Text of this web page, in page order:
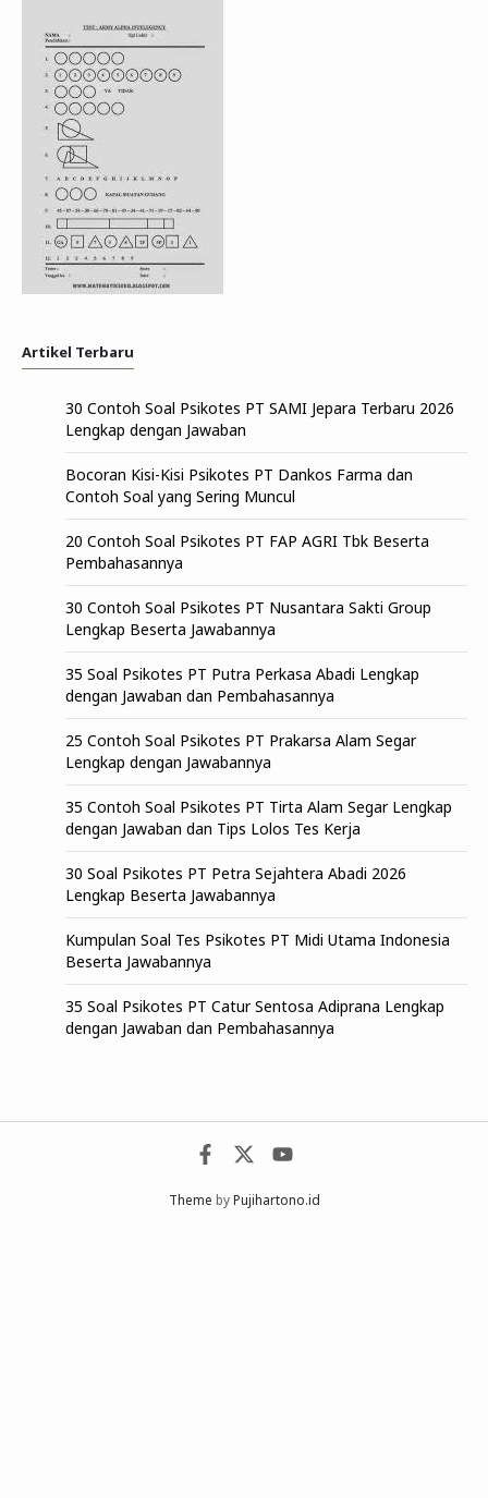
Artikel Terbaru
30 Contoh Soal Psikotes PT SAMI Jepara Terbaru 2026
Lengkap dengan Jawaban
Bocoran Kisi-Kisi Psikotes PT Dankos Farma dan
Contoh Soal yang Sering Muncul
20 Contoh Soal Psikotes PT FAP AGRI Tbk Beserta
Pembahasannya
30 Contoh Soal Psikotes PT Nusantara Sakti Group
Lengkap Beserta Jawabannya
35 Soal Psikotes PT Putra Perkasa Abadi Lengkap
dengan Jawaban dan Pembahasannya
25 Contoh Soal Psikotes PT Prakarsa Alam Segar
Lengkap dengan Jawabannya
35 Contoh Soal Psikotes PT Tirta Alam Segar Lengkap
dengan Jawaban dan Tips Lolos Tes Kerja
30 Soal Psikotes PT Petra Sejahtera Abadi 2026
Lengkap Beserta Jawabannya
Kumpulan Soal Tes Psikotes PT Midi Utama Indonesia
Beserta Jawabannya
35 Soal Psikotes PT Catur Sentosa Adiprana Lengkap
dengan Jawaban dan Pembahasannya
Theme byPujihartono.id